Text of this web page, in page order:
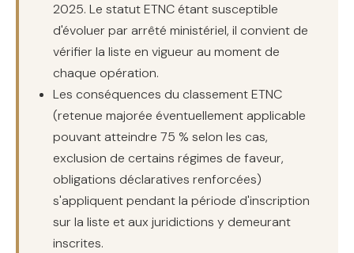
2025. Le statut ETNC étant susceptible
d'évoluer par arrêté ministériel, il convient de
vérifier la liste en vigueur au moment de
chaque opération.
Les conséquences du classement ETNC
(retenue majorée éventuellement applicable
pouvant atteindre 75 % selon les cas,
exclusion de certains régimes de faveur,
obligations déclaratives renforcées)
s'appliquent pendant la période d'inscription
sur la liste et aux juridictions y demeurant
inscrites.